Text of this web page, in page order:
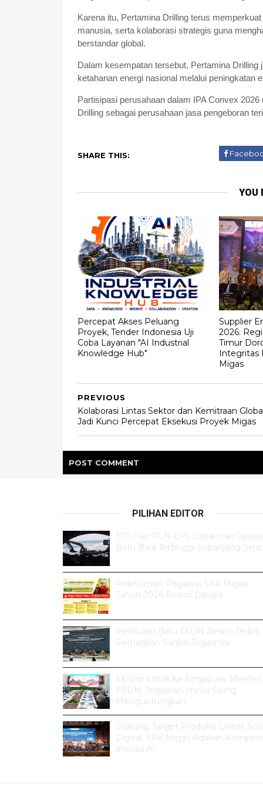
Karena itu, Pertamina Drilling terus
manusia, serta kolaborasi strategis guna
berstandar global.
Dalam kesempatan tersebut, Pertamina
ketahanan energi nasional melalui peningkatan
Partisipasi perusahaan dalam IPA Convex
Drilling sebagai perusahaan jasa pengeboran
SHARE THIS:
YOU
Percepat Akses Peluang
Proyek, Tender Indonesia Uji
Coba Layanan "AI Industrial
Knowledge Hub"
Supplier
2026:
Timur
Integritas
Migas
PREVIOUS
Kolaborasi Lintas Sektor dan Kemitraan
Jadi Kunci Percepat Eksekusi Proyek Migas
POST COMMENT
PILIHAN EDITOR
100 Hari PLN EPI, Capai Hari
Batu Bara Tertinggi Sepanjang
Rekrutmen Pegawai SKK Migas
Tahun 2026 Resmi Dibuka
Peraturan Baru TKDN Resmi Terbit,
Perhatikan Sanksi Tegasnya
Ekspor Listrik ke Singapura, Menteri
ESDM Tegaskan Harus Saling
Menguntungkan
Dukung Target Produksi Lewat
Digital, SKK Migas Adakan
Inovasi AI